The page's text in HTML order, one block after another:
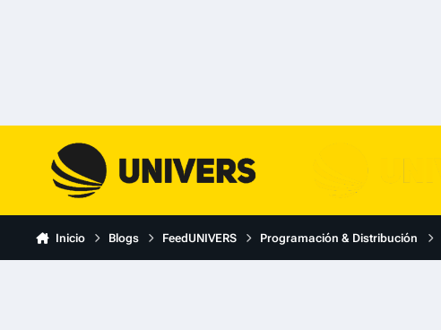
Inicio Blogs FeedUNIVERS Programación & Distribución